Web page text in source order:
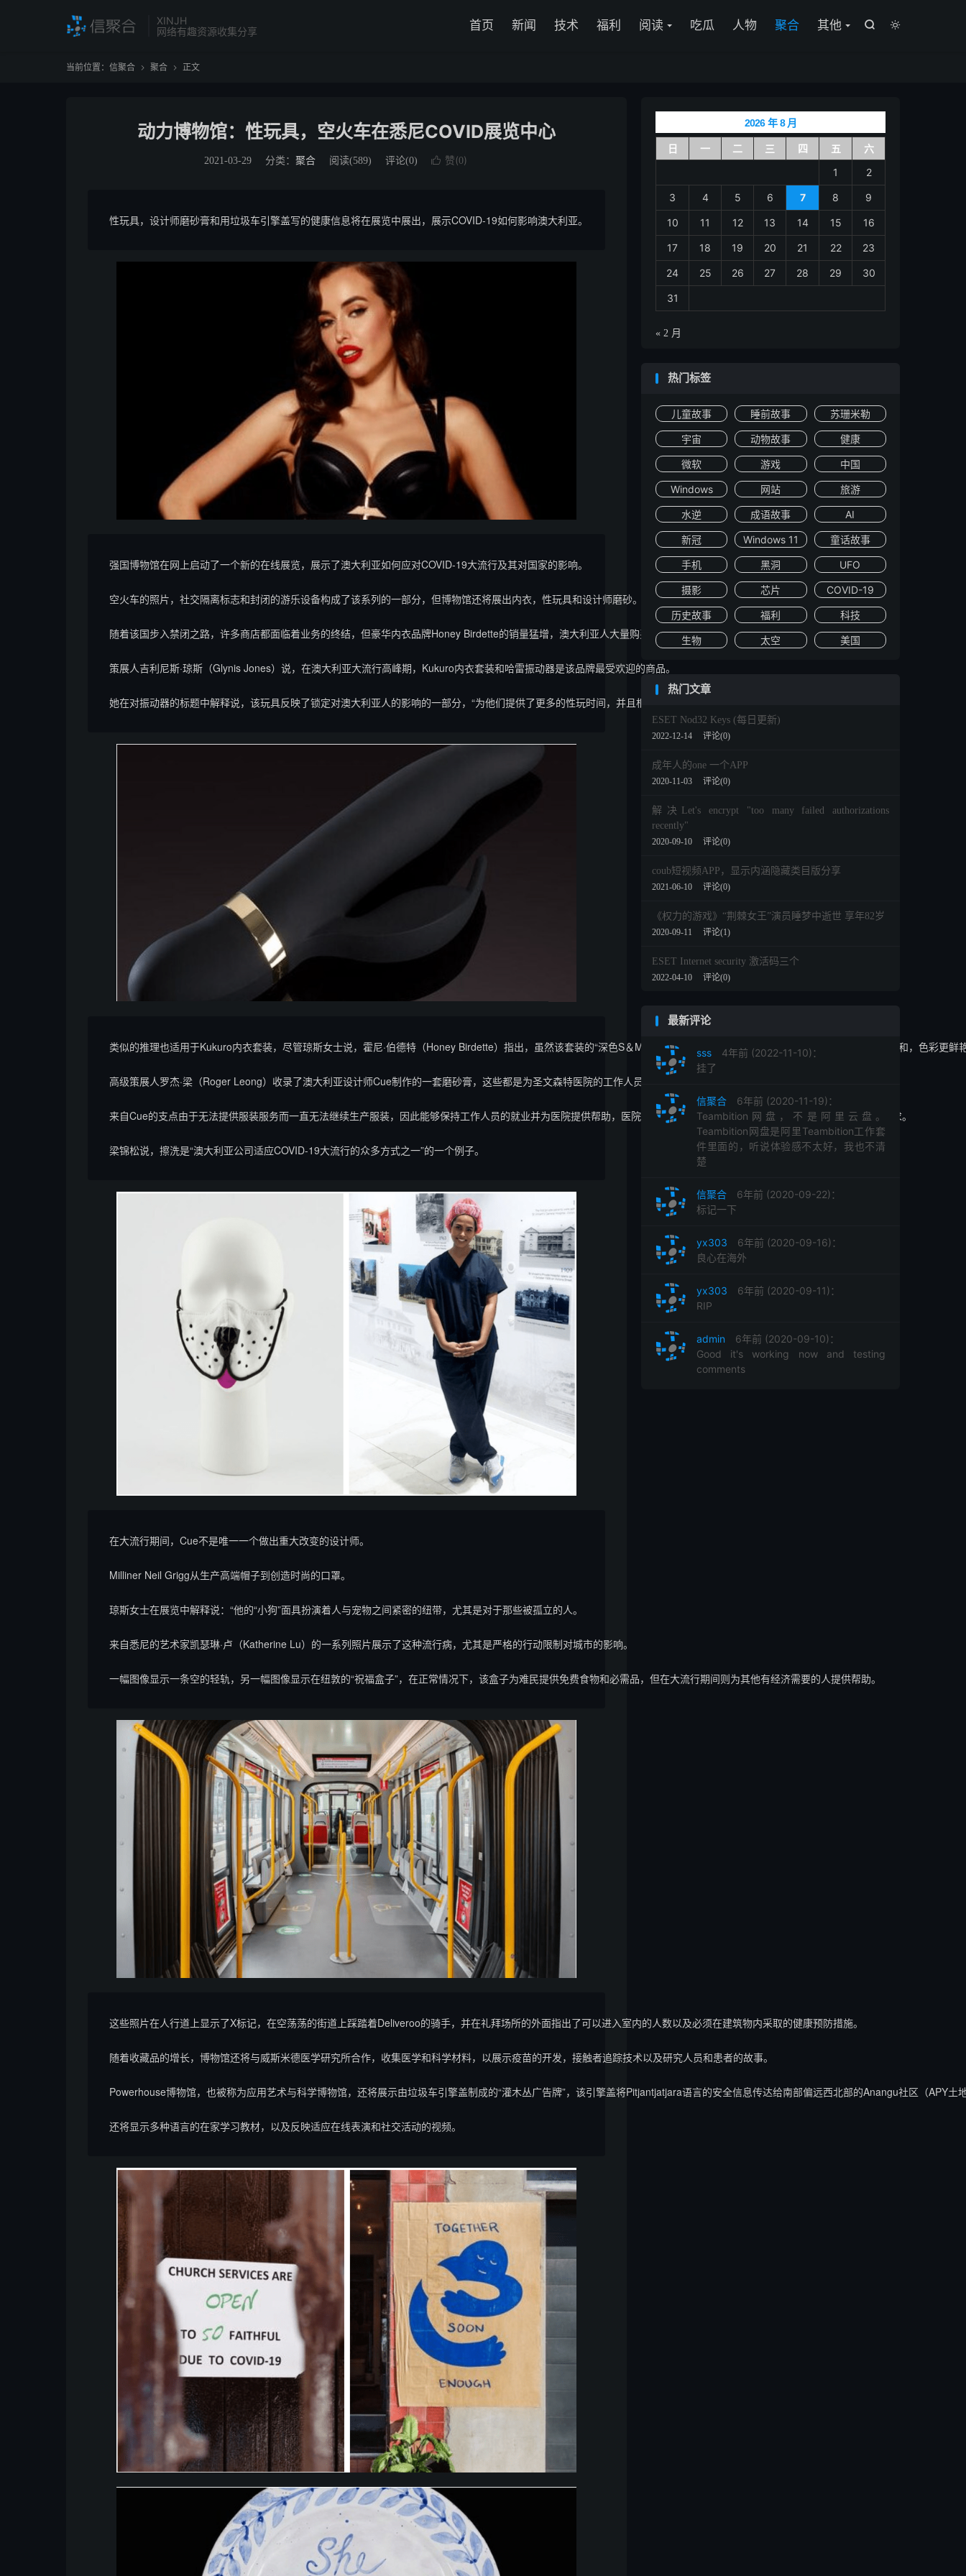
XINJH
网络有趣资源收集分享


首页 新闻 技术 福利 阅读 吃瓜 人物 聚合 其他
当前位置： 信聚合  聚合  正文
动力博物馆：性玩具，空火车在悉尼COVID展览中心
2021-03-29 分类： 聚合 阅读(589) 评论(0)  赞(0)
性玩具，设计师磨砂膏和用垃圾车引擎盖写的健康信息将在展览中展出，展示COVID-19如何影响澳大利亚。
强国博物馆在网上启动了一个新的在线展览，展示了澳大利亚如何应对COVID-19大流行及其对国家的影响。
空火车的照片，社交隔离标志和封闭的游乐设备构成了该系列的一部分，但博物馆还将展出内衣，性玩具和设计师磨砂。
随着该国步入禁闭之路，许多商店都面临着业务的终结，但豪华内衣品牌Honey Birdette的销量猛增，澳大利亚人大量购买成人玩具和蕾丝内衣。
策展人吉利尼斯·琼斯（Glynis Jones）说，在澳大利亚大流行高峰期，Kukuro内衣套装和哈雷振动器是该品牌最受欢迎的商品。
她在对振动器的标题中解释说，该玩具反映了锁定对澳大利亚人的影响的一部分，“为他们提供了更多的性玩时间，并且根据社会疏远措施，越来越多地使用性玩具进行自我取悦” 。
类似的推理也适用于Kukuro内衣套装，尽管琼斯女士说，霍尼·伯德特（Honey Birdette）指出，虽然该套装的“深色S＆M心情”在锁定高峰期很受欢迎，但后来买家转向了一种更柔和，色彩更
高级策展人罗杰·梁（Roger Leong）收录了澳大利亚设计师Cue制作的一套磨砂膏，这些都是为圣文森特医院的工作人员制作的。
来自Cue的支点由于无法提供服装服务而一直无法继续生产服装，因此能够保持工作人员的就业并为医院提供帮助，医院对各种形式的PPE（包括磨砂膏）都面临着前所未有的需求。
梁锦松说，擦洗是“澳大利亚公司适应COVID-19大流行的众多方式之一”的一个例子。
在大流行期间，Cue不是唯一一个做出重大改变的设计师。
Milliner Neil Grigg从生产高端帽子到创造时尚的口罩。
琼斯女士在展览中解释说：“他的“小狗”面具扮演着人与宠物之间紧密的纽带，尤其是对于那些被孤立的人。
来自悉尼的艺术家凯瑟琳·卢（Katherine Lu）的一系列照片展示了这种流行病，尤其是严格的行动限制对城市的影响。
一幅图像显示一条空的轻轨，另一幅图像显示在纽敦的“祝福盒子”，在正常情况下，该盒子为难民提供免费食物和必需品，但在大流行期间则为其他有经济需要的人提供帮助。
这些照片在人行道上显示了X标记，在空荡荡的街道上踩踏着Deliveroo的骑手，并在礼拜场所的外面指出了可以进入室内的人数以及必须在建筑物内采取的健康预防措施。
随着收藏品的增长，博物馆还将与威斯米德医学研究所合作，收集医学和科学材料，以展示疫苗的开发，接触者追踪技术以及研究人员和患者的故事。
Powerhouse博物馆，也被称为应用艺术与科学博物馆，还将展示由垃圾车引擎盖制成的“灌木丛广告牌”，该引擎盖将Pitjantjatjara语言的安全信息传达给南部偏远西北部的Anangu社区（APY土
还将显示多种语言的在家学习教材，以及反映适应在线表演和社交活动的视频。
2026 年 8 月
日 一 二 三 四 五
六
1
2
3 4 5 6 7 8 9
10 11 12 13 14 15 16
17 18 19 20 21 22 23
24 25 26 27 28 29 30
31
« 2 月
热门标签
儿童故事 睡前故事 苏珊米勒
宇宙 动物故事 健康
微软 游戏 中国
Windows 网站 旅游
水逆 成语故事 AI
新冠 Windows 11 童话故事
手机 黑洞 UFO
摄影 芯片 COVID-19
历史故事 福利 科技
生物 太空 美国
热门文章
ESET Nod32 Keys (每日更新)
2022-12-14 评论(0)
成年人的one 一个APP
2020-11-03 评论(0)
解决Let's encrypt "too many failed authorizations
recently"
2020-09-10 评论(0)
coub短视频APP，显示内涵隐藏类目版分享
2021-06-10 评论(0)
《权力的游戏》“荆棘女王”演员睡梦中逝世 享年82岁
2020-09-11 评论(1)
ESET Internet security 激活码三个
2022-04-10 评论(0)
最新评论
sss
4年前 (2022-11-10)：
挂了
信聚合
6年前 (2020-11-19)：
Teambition网盘，不是阿里云盘。
Teambition网盘是阿里Teambition工作套
件里面的，听说体验感不太好，我也不清
楚
信聚合
6年前 (2020-09-22)：
标记一下
yx303
6年前 (2020-09-16)：
良心在海外
yx303
6年前 (2020-09-11)：
RIP
admin
6年前 (2020-09-10)：
Good it's working now and testing
comments